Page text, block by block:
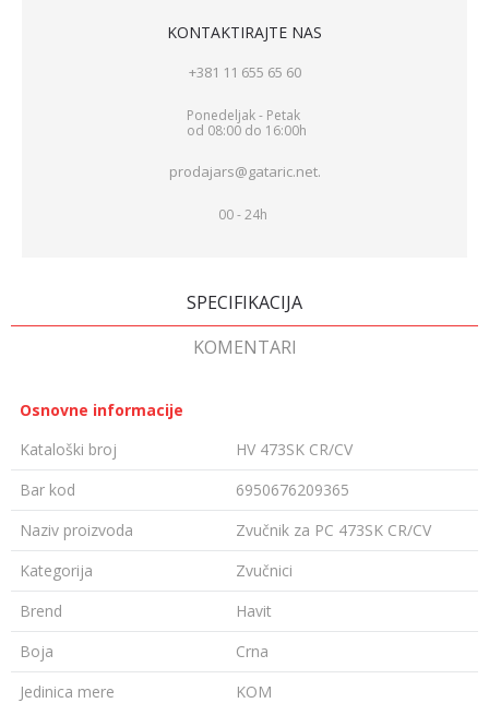
KONTAKTIRAJTE NAS
+381 11 655 65 60
Ponedeljak - Petak
od 08:00 do 16:00h
prodajars@gataric.net.
00 - 24h
SPECIFIKACIJA
KOMENTARI
Osnovne informacije
Kataloški broj
HV 473SK CR/CV
Bar kod
6950676209365
Naziv proizvoda
Zvučnik za PC 473SK CR/CV
Kategorija
Zvučnici
Brend
Havit
Boja
Crna
Jedinica mere
KOM